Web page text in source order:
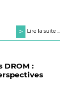
> Lire la suite ...
DROM :